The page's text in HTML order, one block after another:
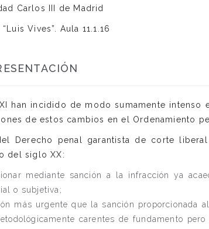
Carlos III de Madrid
Vives”. Aula 11.1.16
han incidido de modo sumamente intenso
de estos cambios en el Ordenamiento
Derecho penal garantista de corte
del siglo XX:
mediante sanción a la infracción ya
o subjetiva;
más urgente que la sanción proporcionada
carentes de fundamento